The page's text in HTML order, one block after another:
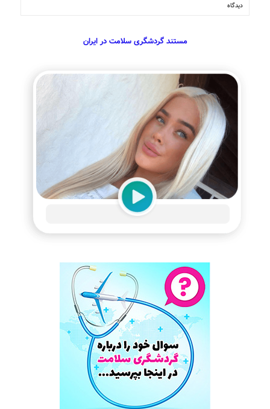
دیدگاه
مستند گردشگری سلامت در ایران